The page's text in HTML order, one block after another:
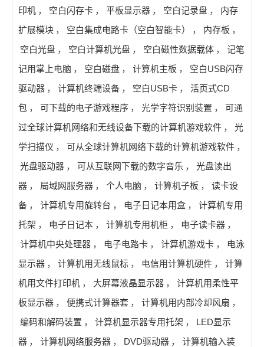
印机 ， 空白闪存卡 ， 平板显示器 ， 空白记录盘 ，
内存
扩展模块 ， 空白集成电路卡（空白智能卡） ， 内存板 ，
空白光盘 ， 空白计算机光盘 ， 空白磁性数据载体 ，
记笔
记用掌上电脑 ， 空白磁盘 ， 计算机主板 ，
空白USB闪存
驱动器 ， 计算机终端设备 ， 空白USB卡 ，
活页式CD
包 ， 可下载的电子游戏程序 ， 光学字符识别装置 ，
可通
过全球计算机网络和无线设备下载的计算机游戏软件 ，
光
学扫描仪 ， 可从全球计算机网络下载的计算机游戏软件 ，
光盘驱动器 ， 可从互联网下载的数字音乐 ，
光盘读出
器 ， 局域网服务器 ， 个人电脑 ， 计算机子板 ，
读卡设
备 ， 计算机专用旋转台 ， 电子日记本用盒 ，
计算机专用
托架 ， 电子日记本 ， 计算机专用机柜 ， 电子读卡器 ，
计算机中央处理器 ， 电子电路卡 ， 计算机游戏卡 ，
电泳
显示器 ， 计算机用无线鼠标 ， 电信用计算机硬件 ，
计算
机用文件打印机 ， 大屏幕液晶显示器 ，
计算机用柔性平
板显示器 ， 便携式计算器套 ， 计算机用内部冷却风扇 ，
编码和解码装置 ， 计算机显示器专用托架 ，
LED显示
器 ， 计算机网络服务器 ， DVD驱动器 ，
计算机输入装